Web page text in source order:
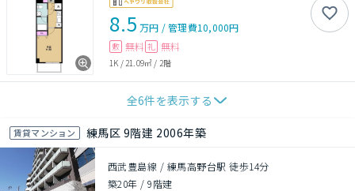
8.5 万円 /管理費10,000円
敷 無料 礼 無料
1K /21.09㎡ / 2階
全6件を表示する
賃貸マンション 練馬区 9階建 2006年築
西武豊島線 / 練馬高野台駅 徒歩14分
築20年 /9階建